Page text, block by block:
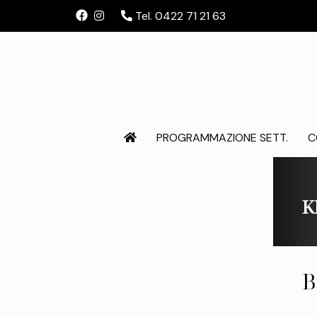
Tel. 0422 71 21 63
PROGRAMMAZIONE SETT.